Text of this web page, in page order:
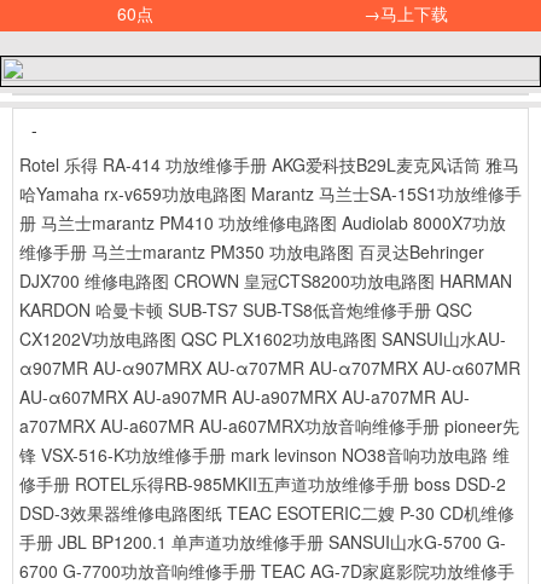
60点 →马上下载
-
Rotel 乐得 RA-414 功放维修手册 AKG爱科技B29L麦克风话筒 雅马
哈Yamaha rx-v659功放电路图 Marantz 马兰士SA-15S1功放维修手
册 马兰士marantz PM410 功放维修电路图 Audiolab 8000X7功放
维修手册 马兰士marantz PM350 功放电路图 百灵达Behringer
DJX700 维修电路图 CROWN 皇冠CTS8200功放电路图 HARMAN
KARDON 哈曼卡顿 SUB-TS7 SUB-TS8低音炮维修手册 QSC
CX1202V功放电路图 QSC PLX1602功放电路图 SANSUI山水AU-
α907MR AU-α907MRX AU-α707MR AU-α707MRX AU-α607MR
AU-α607MRX AU-a907MR AU-a907MRX AU-a707MR AU-
a707MRX AU-a607MR AU-a607MRX功放音响维修手册 pioneer先
锋 VSX-516-K功放维修手册 mark levinson NO38音响功放电路 维
修手册 ROTEL乐得RB-985MKII五声道功放维修手册 boss DSD-2
DSD-3效果器维修电路图纸 TEAC ESOTERIC二嫂 P-30 CD机维修
手册 JBL BP1200.1 单声道功放维修手册 SANSUI山水G-5700 G-
6700 G-7700功放音响维修手册 TEAC AG-7D家庭影院功放维修手